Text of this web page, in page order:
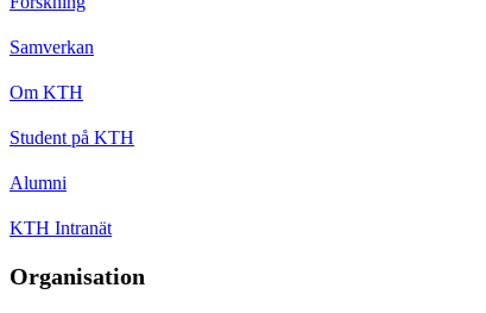
Samverkan
Om KTH
Student på KTH
Alumni
KTH Intranät
Organisation